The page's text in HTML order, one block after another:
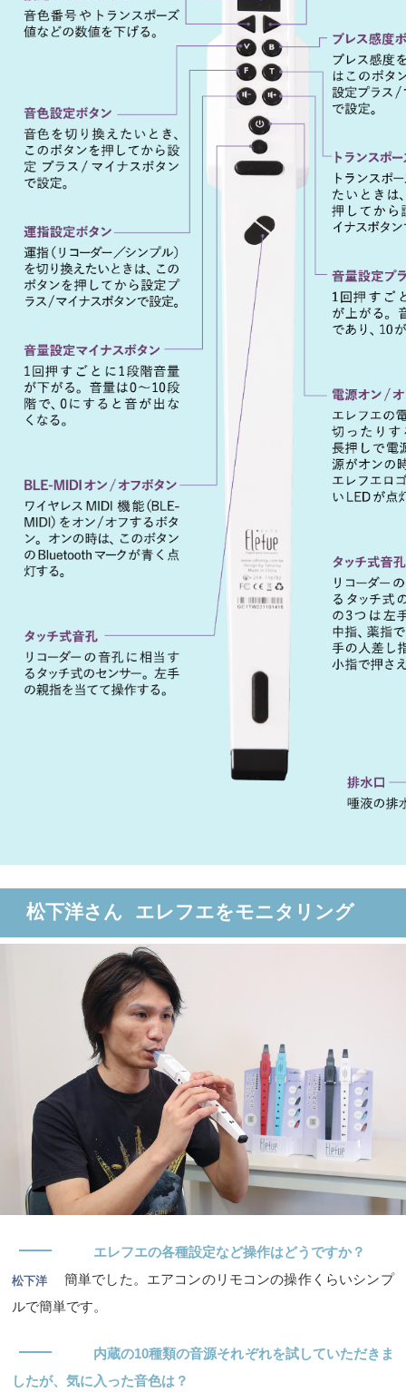
松下洋さん エレフエをモニタリング
― エレフエの各種設定など操作はどうですか？
松下洋
簡単でした。エアコンのリモコンの操作くらいシンプ
ルで簡単です。
―
内蔵の10種類の音源それぞれを試していただきま
したが、気に入った音色は？